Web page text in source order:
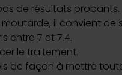
de personnaliser le
trafic. Nous partageons
de publicité et
qu'ils ont collectées lors
de résultats probants.
il convient de
entre 7 et 7.4.
le traitement.
de façon à mettre